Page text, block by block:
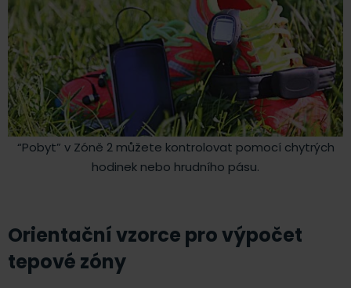
“Pobyt” v Zóně 2 můžete kontrolovat pomocí chytrých
hodinek nebo hrudního pásu.
Orientační vzorce pro výpočet
tepové zóny